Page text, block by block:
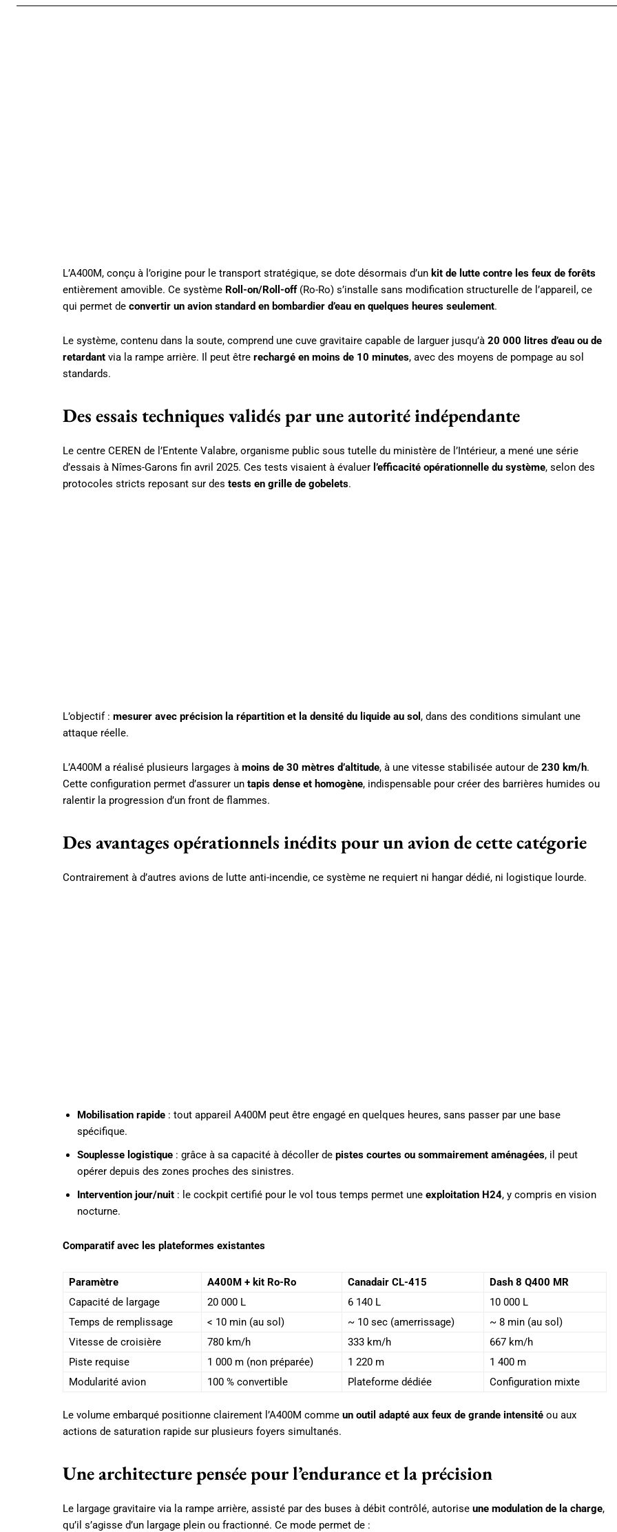
L’A400M, conçu à l’origine pour le transport stratégique, se dote désormais d’un kit de lutte contre les feux de forêts
entièrement amovible. Ce système Roll-on/Roll-off(Ro-Ro) s’installe sans modification structurelle de l’appareil, ce
qui permet de convertir un avion standard en bombardier d’eau en quelques heures seulement.
Le système, contenu dans la soute, comprend une cuve gravitaire capable de larguer jusqu’à 20 000 litres d’eau ou de
retardant via la rampe arrière. Il peut être rechargé en moins de 10 minutes, avec des moyens de pompage au sol
standards.
Des essais techniques validés par une autorité indépendante
Le centre CEREN de l’Entente Valabre, organisme public sous tutelle du ministère de l’Intérieur, a mené une série
d’essais à Nîmes-Garons fin avril 2025. Ces tests visaient à évaluer l’efficacité opérationnelle du système, selon des
protocoles stricts reposant sur des tests en grille de gobelets.
L’objectif : mesurer avec précision la répartition et la densité du liquide au sol , dans des conditions simulant une
attaque réelle.
L’A400M a réalisé plusieurs largages à moins de 30 mètres d’altitude, à une vitesse stabilisée autour de 230 km/h.
Cette configuration permet d’assurer un tapis dense et homogène, indispensable pour créer des barrières humides ou
ralentir la progression d’un front de flammes.
Des avantages opérationnels inédits pour un avion de cette catégorie
Contrairement à d’autres avions de lutte anti-incendie, ce système ne requiert ni hangar dédié, ni logistique lourde.
Mobilisation rapide : tout appareil A400M peut être engagé en quelques heures, sans passer par une base
spécifique.
Souplesse logistique : grâce à sa capacité à décoller de pistes courtes ou sommairement aménagées, il peut
opérer depuis des zones proches des sinistres.
Intervention jour/nuit : le cockpit certifié pour le vol tous temps permet une exploitation H24, y compris en vision
nocturne.
Comparatif avec les plateformes existantes
Paramètre A400M + kit Ro-Ro Canadair CL-415
Dash 8 Q400 MR
Capacité de largage
20 000 L 6 140 L
10 000 L
Temps de remplissage
< 10 min (au sol) ~ 10 sec (amerrissage)
~ 8 min (au sol)
Vitesse de croisière
780 km/h 333 km/h
667 km/h
Piste requise
1 000 m (non préparée) 1 220 m
1 400 m
Modularité avion
100 % convertible Plateforme dédiée Configuration mixte
Le volume embarqué positionne clairement l’A400M comme un outil adapté aux feux de grande intensité ou aux
actions de saturation rapide sur plusieurs foyers simultanés.
Une architecture pensée pour l’endurance et la précision
Le largage gravitaire via la rampe arrière, assisté par des buses à débit contrôlé, autorise une modulation de la charge,
qu’il s’agisse d’un largage plein ou fractionné. Ce mode permet de :